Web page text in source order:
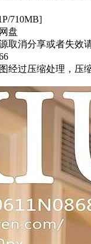
710MB]
盘
取消分享或者失效
经过压缩处理，压